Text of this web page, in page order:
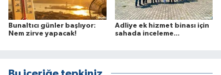
Bunaltıcı günler başlıyor:
Nem zirve yapacak!
Adliye ek hizmet binası için
sahada inceleme...